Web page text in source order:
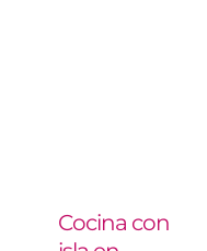
Cocina con